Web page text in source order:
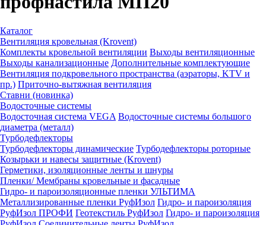
Каталог
Вентиляция кровельная (Krovent)
Комплекты кровельной вентиляции Выходы вентиляционные
Выходы канализационные Дополнительные комплектующие
Вентиляция подкровельного пространства (аэраторы, KTV и
пр.) Приточно-вытяжная вентиляция
Ставни (новинка)
Водосточные системы
Водосточная система VEGA Водосточные системы большого
диаметра (металл)
Турбодефлекторы
Турбодефлекторы динамические Турбодефлекторы роторные
Козырьки и навесы защитные (Krovent)
Герметики, изоляционные ленты и шнуры
Пленки/ Мембраны кровельные и фасадные
Гидро- и пароизоляционные пленки УЛЬТИМА
Металлизированные пленки РуфИзол Гидро- и пароизоляция
РуфИзол ПРОФИ Геотекстиль РуфИзол Гидро- и пароизоляция